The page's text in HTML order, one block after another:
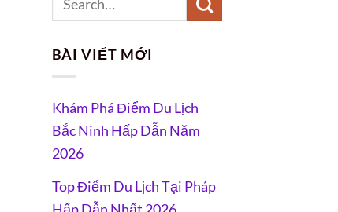
BÀI VIẾT MỚI
Khám Phá Điểm Du Lịch
Bắc Ninh Hấp Dẫn Năm
2026
Top Điểm Du Lịch Tại Pháp